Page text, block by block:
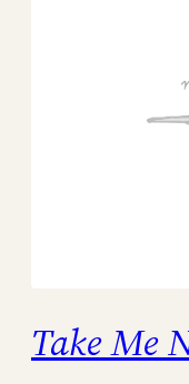
Take Me